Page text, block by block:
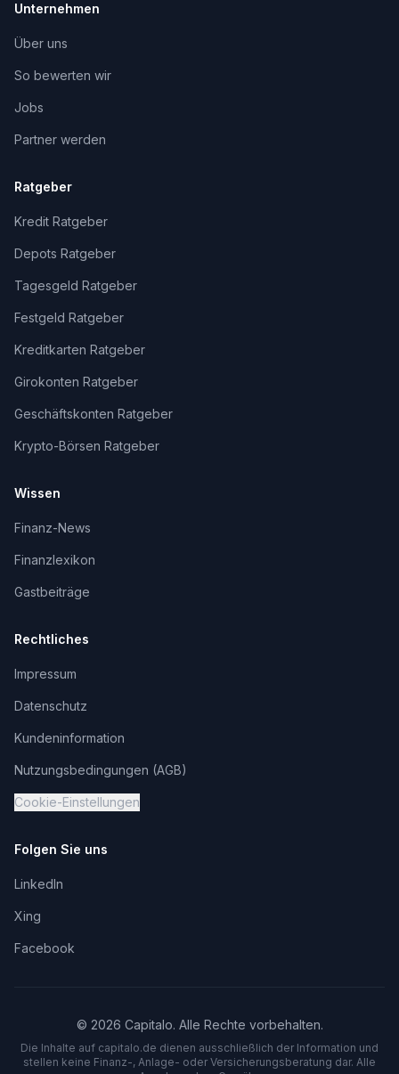
Unternehmen
Über uns
So bewerten wir
Jobs
Partner werden
Ratgeber
Kredit Ratgeber
Depots Ratgeber
Tagesgeld Ratgeber
Festgeld Ratgeber
Kreditkarten Ratgeber
Girokonten Ratgeber
Geschäftskonten Ratgeber
Krypto-Börsen Ratgeber
Wissen
Finanz-News
Finanzlexikon
Gastbeiträge
Rechtliches
Impressum
Datenschutz
Kundeninformation
Nutzungsbedingungen (AGB)
Cookie-Einstellungen
Folgen Sie uns
LinkedIn
Xing
Facebook
© 2026 Capitalo. Alle Rechte vorbehalten.
Die Inhalte auf capitalo.de dienen ausschließlich der Information und
stellen keine Finanz-, Anlage- oder Versicherungsberatung dar. Alle